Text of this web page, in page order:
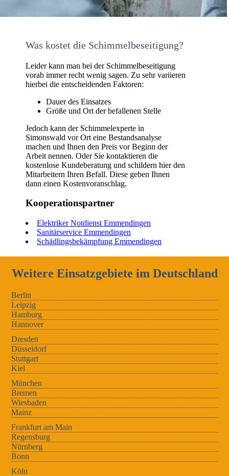
Was kostet die Schimmelbeseitigung?
Leider kann man bei der Schimmelbeseitigung
vorab immer recht wenig sagen. Zu sehr variieren
hierbei die entscheidenden Faktoren:
Dauer des Einsatzes
Größe und Ort der befallenen Stelle
Jedoch kann der Schimmelexperte in
Simonswald vor Ort eine Bestandsanalyse
machen und Ihnen den Preis vor Beginn der
Arbeit nennen. Oder Sie kontaktieren die
kostenlose Kundeberatung und schildern hier den
Mitarbeitern Ihren Befall. Diese geben Ihnen
dann einen Kostenvoranschlag.
Kooperationspartner
Elektriker Notdienst Emmendingen
Sanitärservice Emmendingen
Schädlingsbekämpfung Emmendingen
Weitere Einsatzgebiete im Deutschland
Berlin
Leipzig
Hamburg
Hannover
Dresden
Düsseldorf
Stuttgart
Kiel
München
Bremen
Wiesbaden
Mainz
Frankfurt am Main
Regensburg
Nürnberg
Bonn
Köln